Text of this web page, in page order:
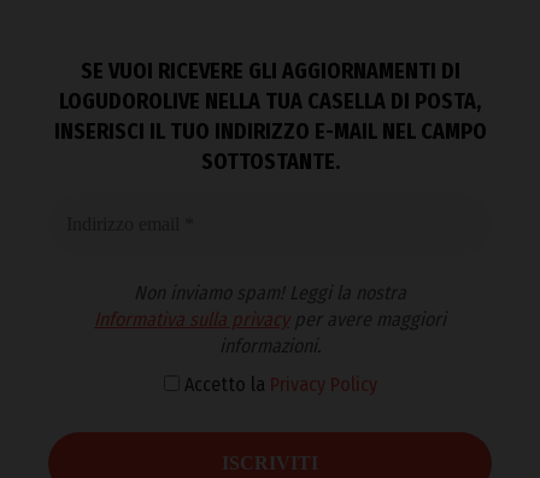
SE VUOI RICEVERE GLI AGGIORNAMENTI DI
LOGUDOROLIVE NELLA TUA CASELLA DI POSTA,
INSERISCI IL TUO INDIRIZZO E-MAIL NEL CAMPO
SOTTOSTANTE.
Non inviamo spam! Leggi la nostra
Informativa sulla privacyper avere maggiori
informazioni.
Accetto la Privacy Policy